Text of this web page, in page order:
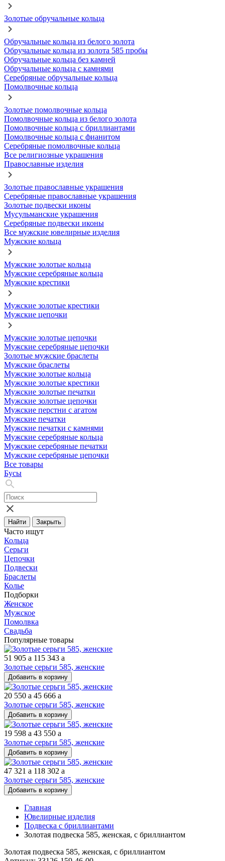
Золотые обручальные кольца
Обручальные кольца из белого золота
Обручальные кольца из золота 585 пробы
Обручальные кольца без камней
Обручальные кольца с камнями
Серебряные обручальные кольца
Помолвочные кольца
Золотые помолвочные кольца
Помолвочные кольца из белого золота
Помолвочные кольца с бриллиантами
Помолвочные кольца с фианитом
Серебряные помолвочные кольца
Все религиозные украшения
Православные изделия
Золотые православные украшения
Серебряные православные украшения
Золотые подвески иконы
Мусульманские украшения
Серебряные подвески иконы
Все мужские ювелирные изделия
Мужские кольца
Мужские золотые кольца
Мужские серебряные кольца
Мужские крестики
Мужские золотые крестики
Мужские цепочки
Мужские золотые цепочки
Мужские серебряные цепочки
Золотые мужские браслеты
Мужские браслеты
Мужские золотые кольца
Мужские золотые крестики
Мужские золотые печатки
Мужские золотые цепочки
Мужские перстни с агатом
Мужские печатки
Мужские печатки с камнями
Мужские серебряные кольца
Мужские серебряные печатки
Мужские серебряные цепочки
Все товары
Бусы
Найти Закрыть
Часто ищут
Кольца
Серьги
Цепочки
Подвески
Браслеты
Колье
Подборки
Женское
Мужское
Помолвка
Свадьба
Популярные товары
51 905 a 115 343 a
Золотые серьги 585, женские
Добавить в корзину
20 550 a 45 666 a
Золотые серьги 585, женские
Добавить в корзину
19 598 a 43 550 a
Золотые серьги 585, женские
Добавить в корзину
47 321 a 118 302 a
Золотые серьги 585, женские
Добавить в корзину
Главная
Ювелирные изделия
Подвеска с бриллиантами
Золотая подвеска 585, женская, с бриллиантом
Золотая подвеска 585, женская, с бриллиантом